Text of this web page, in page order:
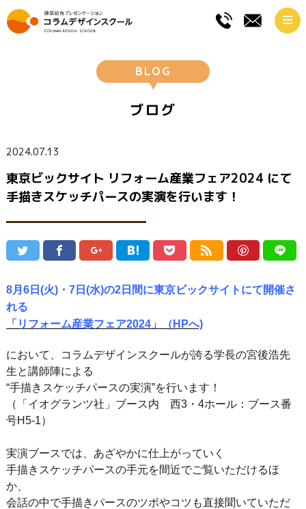
BLOG
ブログ
2024.07.13
東京ビックサイト リフォーム産業フェア2024 にて
手描きスケッチパースの実演を行います！
8月6日(火)・7日(水)の2日間に東京ビックサイトにて開催さ
れる
「リフォーム産業フェア2024」（HPへ)
において、コラムデザインスクールが誇る学長の宮後浩先
生と講師陣による
“手描きスケッチパースの実演”を行います！
（「イオグランツ社」ブース内 西3・4ホール：ブース番
号H5-1）
実演ブースでは、あざやかに仕上がっていく
手描きスケッチパースの手元を間近でご覧いただけるほ
か、
会話の中で手描きパースのツボやコツも直接聞いていただ